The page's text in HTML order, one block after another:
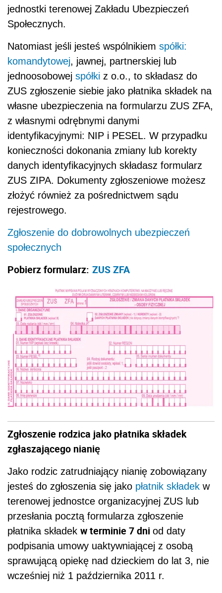
jednostki terenowej Zakładu Ubezpieczeń
Społecznych.
Natomiast jeśli jesteś wspólnikiem spółki:
komandytowej, jawnej, partnerskiej lub
jednoosobowej spółki z o.o., to składasz do
ZUS zgłoszenie siebie jako płatnika składek na
własne ubezpieczenia na formularzu ZUS ZFA,
z własnymi odrębnymi danymi
identyfikacyjnymi: NIP i PESEL. W przypadku
konieczności dokonania zmiany lub korekty
danych identyfikacyjnych składasz formularz
ZUS ZIPA. Dokumenty zgłoszeniowe możesz
złożyć również za pośrednictwem sądu
rejestrowego.
Zgłoszenie do dobrowolnych ubezpieczeń
społecznych
Pobierz formularz: ZUS ZFA
Zgłoszenie rodzica jako płatnika składek
zgłaszającego nianię
Jako rodzic zatrudniający nianię zobowiązany
jesteś do zgłoszenia się jako płatnik składek w
terenowej jednostce organizacyjnej ZUS lub
przesłania pocztą formularza zgłoszenie
płatnika składek w terminie 7 dni od daty
podpisania umowy uaktywniającej z osobą
sprawującą opiekę nad dzieckiem do lat 3, nie
wcześniej niż 1 października 2011 r.